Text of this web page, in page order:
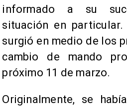
informado a su
situación en
surgió en medio de los
cambio de mando
próximo 11 de marzo.
Originalmente, se